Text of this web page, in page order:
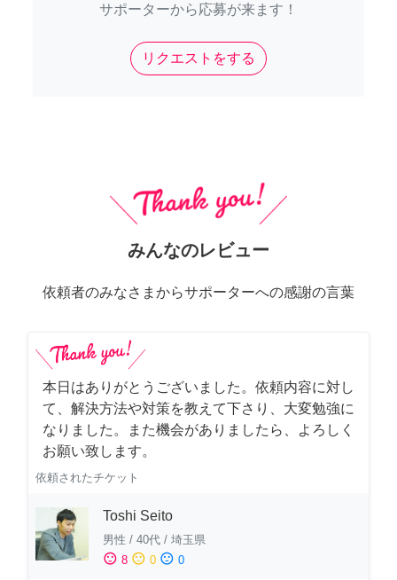
サポーターから応募が来ます！
リクエストをする
みんなのレビュー
依頼者のみなさまからサポーターへの感謝の言葉
本日はありがとうございました。依頼内容に対し
て、解決方法や対策を教えて下さり、大変勉強に
なりました。また機会がありましたら、よろしく
お願い致します。
依頼されたチケット
Toshi Seito
男性 / 40代 / 埼玉県
sentiment_satisfied 8 sentiment_neutral 0 sentiment_dissatisfied 0